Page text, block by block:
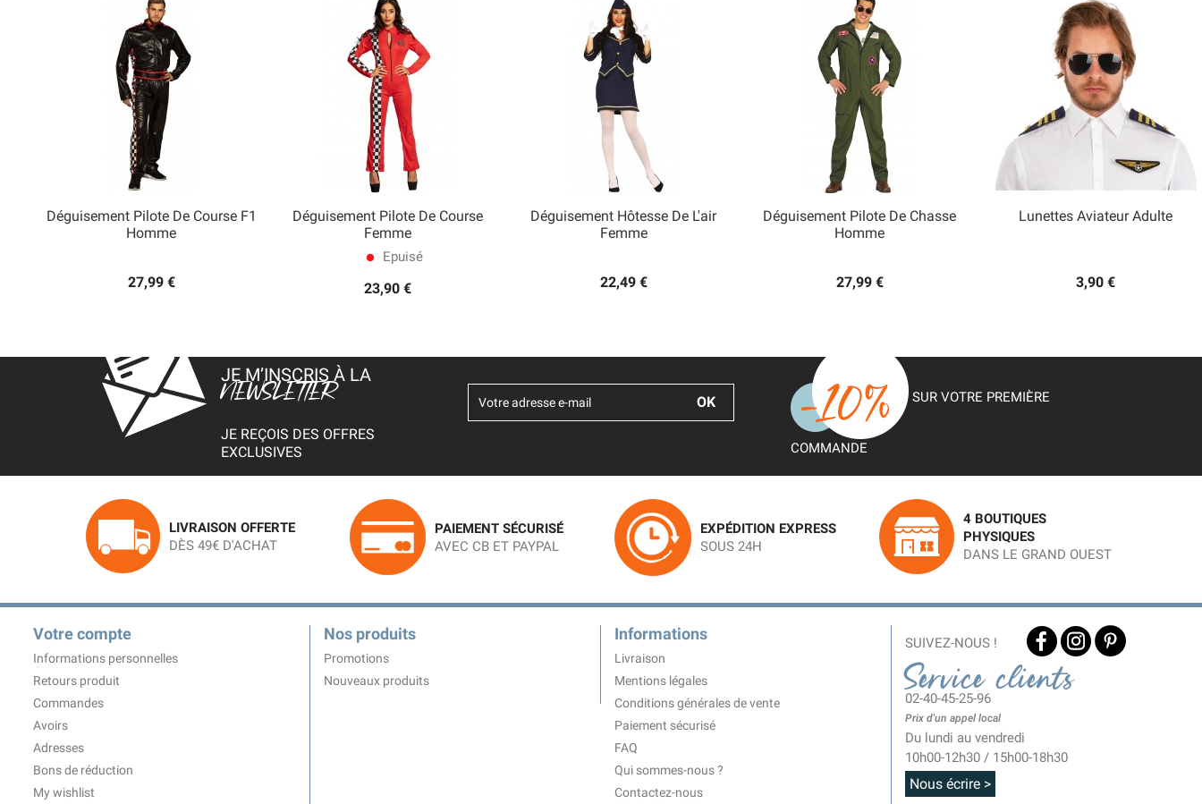
Déguisement Pilote De Course F1
Homme
27,99 €
Aperçu rapide
Déguisement Pilote De Course
Femme
lens Epuisé
23,90 €
Aperçu rapide
Déguisement Hôtesse De L'air
Femme
22,49 €
Aperçu rapide
Déguisement Pilote De Chasse
Homme
27,99 €
Aperçu rapide
Lunettes Aviateur Adulte
3,90 €
JE M’INSCRIS À LA
NEWSLETTER
JE REÇOIS DES OFFRES
EXCLUSIVES
SUR VOTRE PREMIÈRE
COMMANDE
LIVRAISON OFFERTE
DÈS 49€ D'ACHAT
PAIEMENT SÉCURISÉ
AVEC CB ET PAYPAL
EXPÉDITION EXPRESS
SOUS 24H
4 BOUTIQUES
PHYSIQUES
DANS LE GRAND OUEST
Votre compte
Informations personnelles
Retours produit
Commandes
Avoirs
Adresses
Bons de réduction
My wishlist
Nos produits
Promotions
Nouveaux produits
Informations
Livraison
Mentions légales
Conditions générales de vente
Paiement sécurisé
FAQ
Qui sommes-nous ?
Contactez-nous
SUIVEZ-NOUS !
Service clients
02-40-45-25-96
Prix d'un appel local
Du lundi au vendredi
10h00-12h30 / 15h00-18h30
Nous écrire >